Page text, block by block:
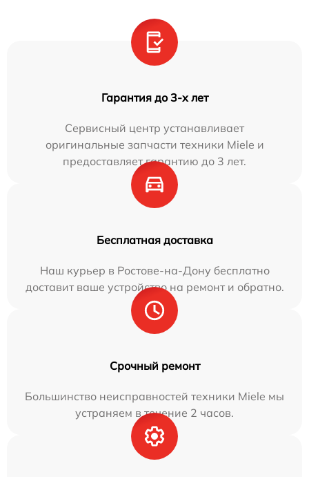
Гарантия до 3-х лет
Сервисный центр устанавливает
оригинальные запчасти техники Miele и
предоставляет гарантию до 3 лет.
Бесплатная доставка
Наш курьер в Ростове-на-Дону бесплатно
доставит ваше устройство на ремонт и обратно.
Срочный ремонт
Большинство неисправностей техники Miele мы
устраняем в течение 2 часов.